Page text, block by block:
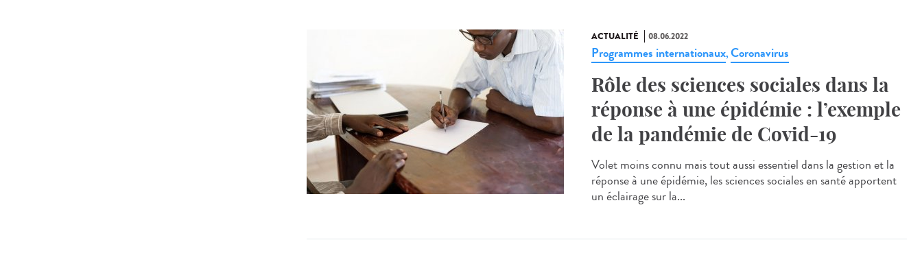
ACTUALITÉ 08.06.2022
Programmes internationaux,Coronavirus
Rôle des sciences sociales dans la
réponse à une épidémie : l’exemple
de la pandémie de Covid-19
Volet moins connu mais tout aussi essentiel dans la gestion et la
réponse à une épidémie, les sciences sociales en santé apportent
un éclairage sur la...